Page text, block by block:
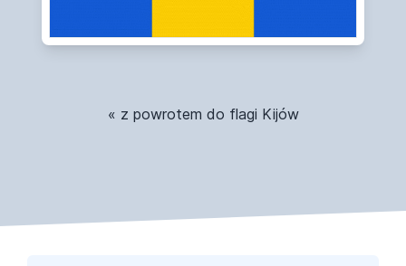
« z powrotem do flagi Kijów